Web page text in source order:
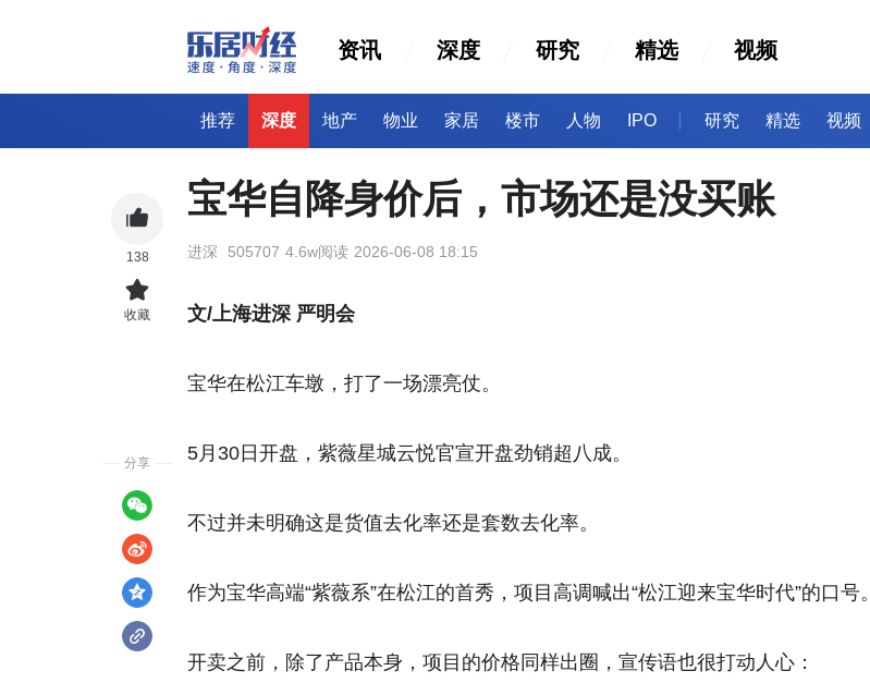
资讯 深度 研究 精选 视频
推荐 深度 地产 物业 家居 楼市 人物 IPO 研究 精选 视频
宝华自降身价后，市场还是没买账
进深 505707 4.6w阅读 2026-06-08 18:15
文/上海进深 严明会
宝华在松江车墩，打了一场漂亮仗。
5月30日开盘，紫薇星城云悦官宣开盘劲销超八成。
不过并未明确这是货值去化率还是套数去化率。
作为宝华高端“紫薇系”在松江的首秀，项目高调喊出“松江迎来宝华时代”的口号。
开卖之前，除了产品本身，项目的价格同样出圈，宣传语也很打动人心：
138
收藏
分享